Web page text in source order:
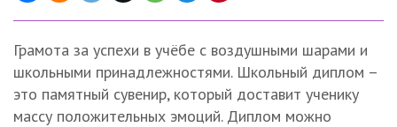
Грамота за успехи в учёбе с воздушными шарами и
школьными принадлежностями. Школьный диплом –
это памятный сувенир, который доставит ученику
массу положительных эмоций. Диплом можно